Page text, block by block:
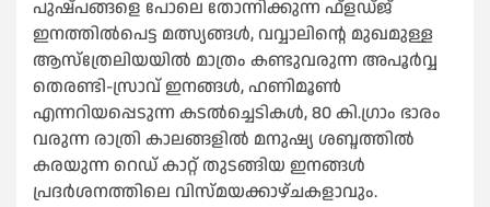
പുഷ്പങ്ങളെ പോലെ തോന്നിക്കുന്ന ഫ്‌ളഡ്ജ്
ഇനത്തില്‍പെട്ട മത്സ്യങ്ങള്‍, വവ്വാലിന്റെ മുഖമുള്ള
ആസ്‌ത്രേലിയയില്‍ മാത്രം കണ്ടുവരുന്ന അപൂര്‍വ്വ
തെരണ്ടി-സ്രാവ് ഇനങ്ങള്‍, ഹണിമൂണ്‍
എന്നറിയപ്പെടുന്ന കടല്‍ച്ചെടികള്‍, 80 കി.ഗ്രാം ഭാരം
വരുന്ന രാത്രി കാലങ്ങളില്‍ മനുഷ്യ ശബ്ദത്തില്‍
കരയുന്ന റെഡ് കാറ്റ് തുടങ്ങിയ ഇനങ്ങള്‍
പ്രദര്‍ശനത്തിലെ വിസ്മയക്കാഴ്ചകളാവും.